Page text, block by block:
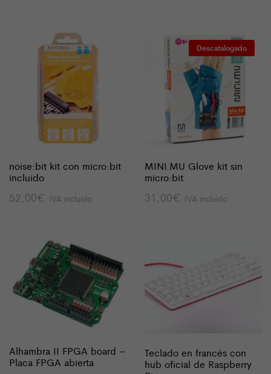
noise:bit kit con micro:bit
incluido
52,00€ IVA incluido
Descatalogado
MINI.MU Glove kit sin
micro:bit
31,00€ IVA incluido
Alhambra II FPGA board –
Placa FPGA abierta
Teclado en francés con
hub oficial de Raspberry